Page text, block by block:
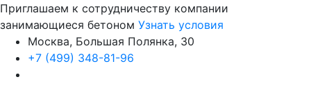
Приглашаем к сотрудничеству компании
занимающиеся бетоном Узнать условия
Москва, Большая Полянка, 30
+7 (499) 348-81-96